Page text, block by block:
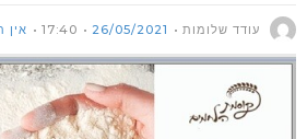
עודד שלומות 26/05/2021
17:40 אין